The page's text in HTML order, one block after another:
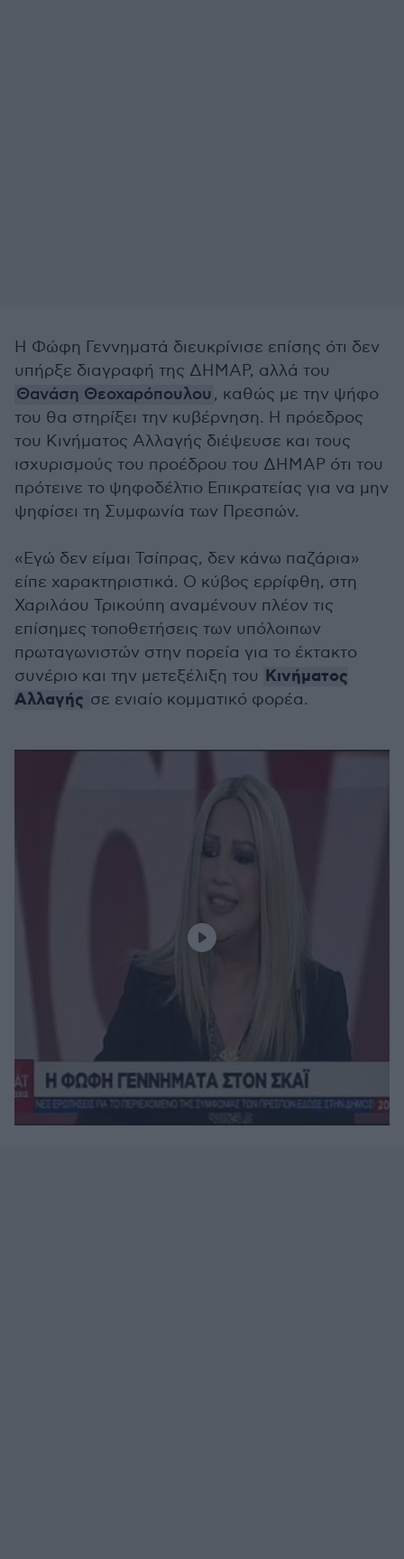
Η Φώφη Γεννηματά διευκρίνισε επίσης ότι δεν
υπήρξε διαγραφή της ΔΗΜΑΡ, αλλά του
Θανάση Θεοχαρόπουλου , καθώς με την ψήφο
του θα στηρίξει την κυβέρνηση. Η πρόεδρος
του Κινήματος Αλλαγής διέψευσε και τους
ισχυρισμούς του προέδρου του ΔΗΜΑΡ ότι του
πρότεινε το ψηφοδέλτιο Επικρατείας για να μην
ψηφίσει τη Συμφωνία των Πρεσπών.
«Εγώ δεν είμαι Τσίπρας, δεν κάνω παζάρια»
είπε χαρακτηριστικά. Ο κύβος ερρίφθη, στη
Χαριλάου Τρικούπη αναμένουν πλέον τις
επίσημες τοποθετήσεις των υπόλοιπων
πρωταγωνιστών στην πορεία για το έκτακτο
συνέριο και την μετεξέλιξη του Κινήματος
Αλλαγής σε ενιαίο κομματικό φορέα.